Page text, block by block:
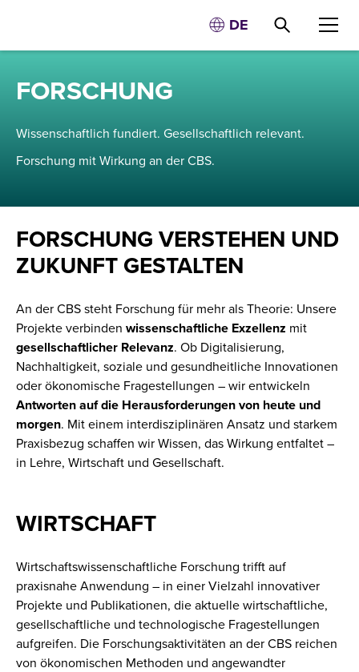
DE
FORSCHUNG
Wissenschaftlich fundiert. Gesellschaftlich relevant.
Forschung mit Wirkung an der CBS.
FORSCHUNG VERSTEHEN UND
ZUKUNFT GESTALTEN
An der CBS steht Forschung für mehr als Theorie: Unsere
Projekte verbinden wissenschaftliche Exzellenz mit
gesellschaftlicher Relevanz. Ob Digitalisierung,
Nachhaltigkeit, soziale und gesundheitliche Innovationen
oder ökonomische Fragestellungen – wir entwickeln
Antworten auf die Herausforderungen von heute und
morgen. Mit einem interdisziplinären Ansatz und starkem
Praxisbezug schaffen wir Wissen, das Wirkung entfaltet –
in Lehre, Wirtschaft und Gesellschaft.
WIRTSCHAFT
Wirtschaftswissenschaftliche Forschung trifft auf
praxisnahe Anwendung – in einer Vielzahl innovativer
Projekte und Publikationen, die aktuelle wirtschaftliche,
gesellschaftliche und technologische Fragestellungen
aufgreifen. Die Forschungsaktivitäten an der CBS reichen
von ökonomischen Methoden und angewandter